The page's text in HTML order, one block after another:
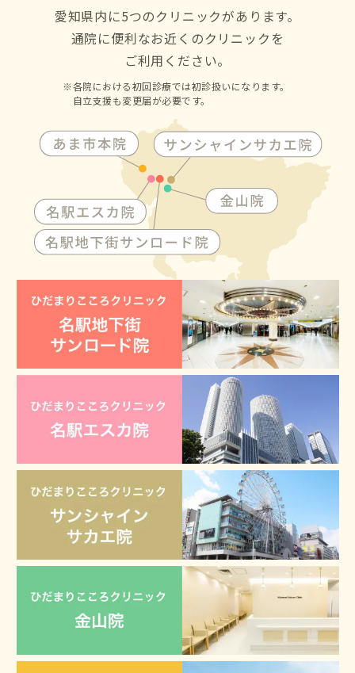
区・名東区・天白区にお住いの方からも通院して頂けます
愛知県内に5つのクリニックがあります。
通院に便利なお近くのクリニックを
ご利用ください。
各院における初回診療では初診扱いになります。
自立支援も変更届が必要です。